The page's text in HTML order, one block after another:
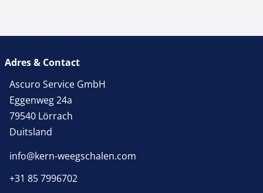
Adres & Contact
Ascuro Service GmbH
Eggenweg 24a
79540 Lörrach
Duitsland
info@kern-weegschalen.com
+31 85 7996702